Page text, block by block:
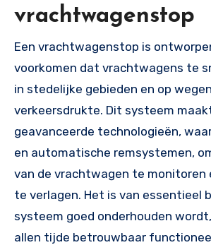
vrachtwagenstop
Een vrachtwagenstop is
voorkomen dat vrachtwagens te
in stedelijke gebieden en op
verkeersdrukte. Dit systeem
geavanceerde technologieën,
en automatische remsystemen,
van de vrachtwagen te monitoren
te verlagen. Het is van essentieel
systeem goed onderhouden
allen tijde betrouwbaar